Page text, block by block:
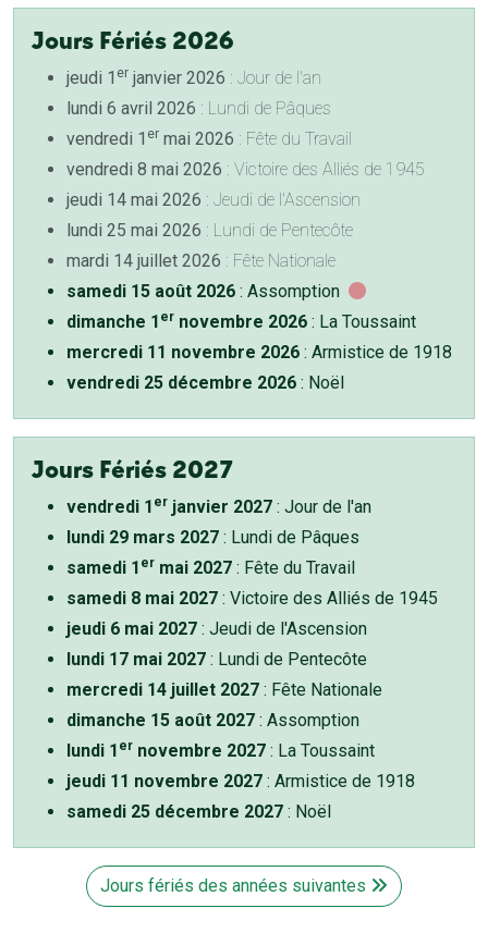
Jours Fériés 2026
jeudi 1 er janvier 2026 : Jour de l'an
lundi 6 avril 2026 : Lundi de Pâques
vendredi 1 er mai 2026 : Fête du Travail
vendredi 8 mai 2026 : Victoire des Alliés de 1945
jeudi 14 mai 2026 : Jeudi de l'Ascension
lundi 25 mai 2026 : Lundi de Pentecôte
mardi 14 juillet 2026 : Fête Nationale
samedi 15 août 2026 : Assomption
dimanche 1 er novembre 2026 : La Toussaint
mercredi 11 novembre 2026 : Armistice de 1918
vendredi 25 décembre 2026 : Noël
Jours Fériés 2027
vendredi 1 er janvier 2027 : Jour de l'an
lundi 29 mars 2027 : Lundi de Pâques
samedi 1 er mai 2027 : Fête du Travail
samedi 8 mai 2027 : Victoire des Alliés de 1945
jeudi 6 mai 2027 : Jeudi de l'Ascension
lundi 17 mai 2027 : Lundi de Pentecôte
mercredi 14 juillet 2027 : Fête Nationale
dimanche 15 août 2027 : Assomption
lundi 1 er novembre 2027 : La Toussaint
jeudi 11 novembre 2027 : Armistice de 1918
samedi 25 décembre 2027 : Noël
Jours fériés des années suivantes